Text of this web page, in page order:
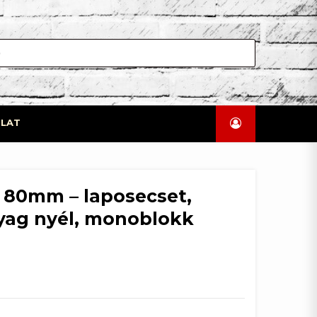
– laposecset,
nyél, monoblokk